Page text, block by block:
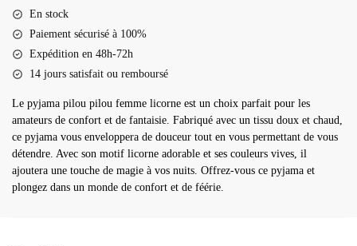
femme
licorne
En stock
Paiement sécurisé à 100%
Expédition en 48h-72h
14 jours satisfait ou remboursé
Le pyjama pilou pilou femme licorne est un choix parfait pour les
amateurs de confort et de fantaisie. Fabriqué avec un tissu doux et chaud,
ce pyjama vous enveloppera de douceur tout en vous permettant de vous
détendre. Avec son motif licorne adorable et ses couleurs vives, il
ajoutera une touche de magie à vos nuits. Offrez-vous ce pyjama et
plongez dans un monde de confort et de féérie.